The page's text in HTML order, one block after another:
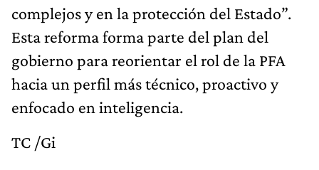
complejos y en la protección del Estado”.
Esta reforma forma parte del plan del
gobierno para reorientar el rol de la PFA
hacia un perfil más técnico, proactivo y
enfocado en inteligencia.
TC /Gi